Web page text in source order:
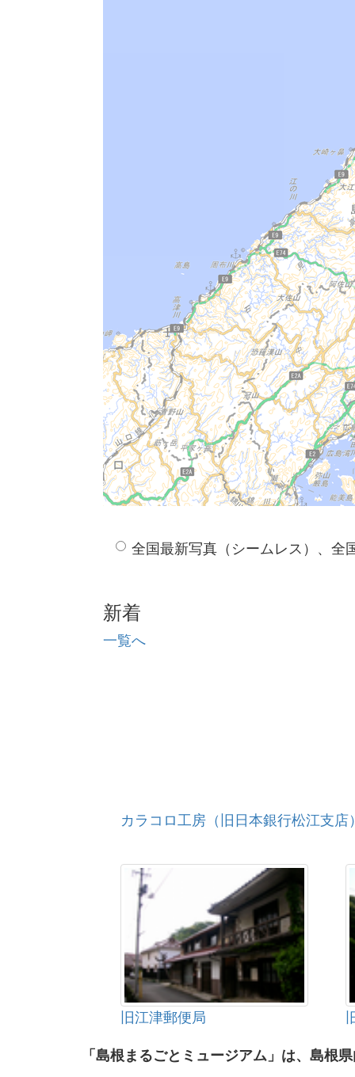
全国最新写真（シームレス）、全
新着
一覧へ
カラコロ工房（旧日本銀行松江支店
旧江津郵便局
「島根まるごとミュージアム」は、島根